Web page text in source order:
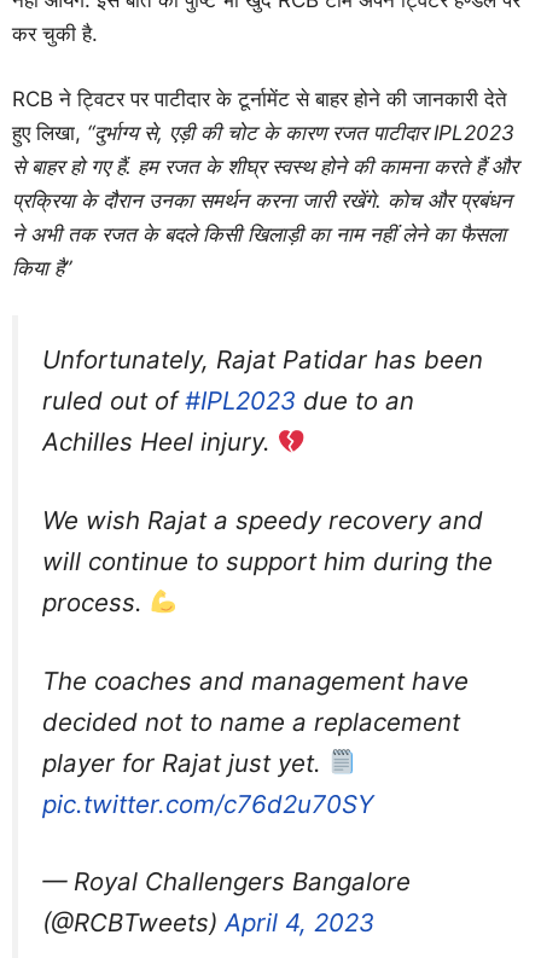
कर चुकी है.
RCB ने ट्विटर पर पाटीदार के टूर्नामेंट से बाहर होने की जानकारी देते
हुए लिखा, “दुर्भाग्य से, एड़ी की चोट के कारण रजत पाटीदार IPL2023
से बाहर हो गए हैं. हम रजत के शीघ्र स्वस्थ होने की कामना करते हैं और
प्रक्रिया के दौरान उनका समर्थन करना जारी रखेंगे. कोच और प्रबंधन
ने अभी तक रजत के बदले किसी खिलाड़ी का नाम नहीं लेने का फैसला
किया है”
Unfortunately, Rajat Patidar has been
ruled out of#IPL2023 due to an
Achilles Heel injury.
We wish Rajat a speedy recovery and
will continue to support him during the
process.
The coaches and management have
decided not to name a replacement
player for Rajat just yet.
pic.twitter.com/c76d2u70SY
— Royal Challengers Bangalore
(@RCBTweets)April 4, 2023